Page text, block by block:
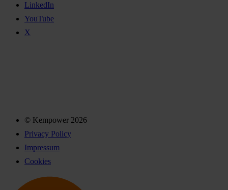
LinkedIn
YouTube
X
© Kempower 2026
Privacy Policy
Impressum
Cookies